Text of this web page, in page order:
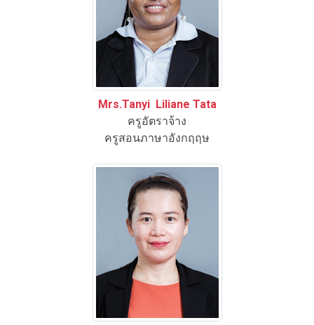
Mrs.Tanyi Liliane Tata
ครูอัตราจ้าง
ครูสอนภาษาอังกฤฤษ